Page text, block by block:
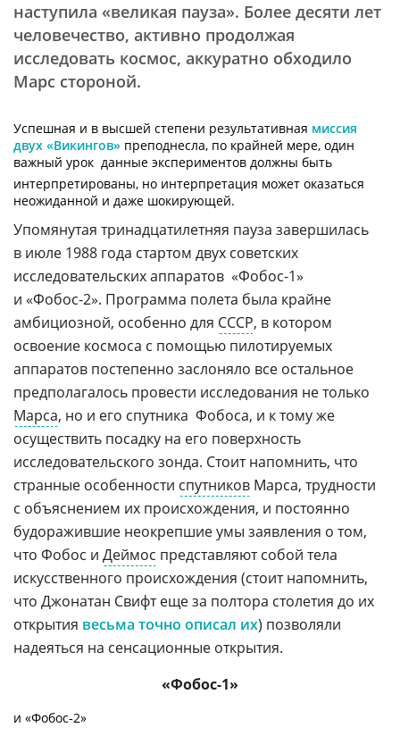
наступила «великая пауза». Более десяти лет
человечество, активно продолжая
исследовать космос, аккуратно обходило
Марс стороной.
Успешная и в высшей степени результативная миссия
двух «Викингов» преподнесла, по крайней мере, один
важный урок  данные экспериментов должны быть
интерпретированы, но интерпретация может оказаться
неожиданной и даже шокирующей.
Упомянутая тринадцатилетняя пауза завершилась
в июле 1988 года стартом двух советских
исследовательских аппаратов  «Фобос-1»
и «Фобос-2». Программа полета была крайне
амбициозной, особенно для СССР, в котором
освоение космоса с помощью пилотируемых
аппаратов постепенно заслоняло все остальное 
предполагалось провести исследования не только
Марса, но и его спутника  Фобоса, и к тому же
осуществить посадку на его поверхность
исследовательского зонда. Стоит напомнить, что
странные особенности спутников Марса, трудности
с объяснением их происхождения, и постоянно
будоражившие неокрепшие умы заявления о том,
что Фобос и Деймос представляют собой тела
искусственного происхождения (стоит напомнить,
что Джонатан Свифт еще за полтора столетия до их
открытия весьма точно описал их) позволяли
надеяться на сенсационные открытия.
«Фобос-1»
и «Фобос-2»